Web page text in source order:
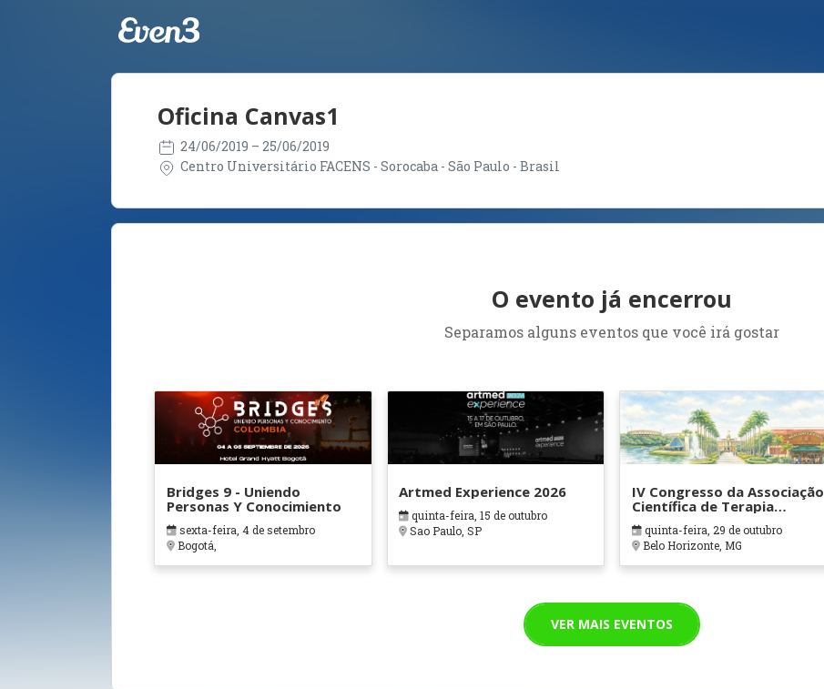
Oficina Canvas1
24/06/2019 – 25/06/2019
Centro Universitário FACENS - Sorocaba - São Paulo - Brasil
O evento já encerrou
Separamos alguns eventos que você irá gostar
Bridges 9 - Uniendo
Personas Y Conocimiento
sexta-feira, 4 de setembro
Bogotá,
Artmed Experience 2026
quinta-feira, 15 de outubro
Sao Paulo, SP
IV Congresso da Associação
Científica de Terapia
Ocupacional em Contextos
Hospitalares e Cuidados
Paliativos - ATOHOSP
quinta-feira, 29 de outubro
Belo Horizonte, MG
VER MAIS EVENTOS